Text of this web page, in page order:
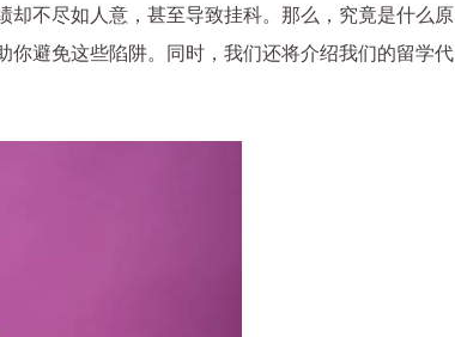
不尽如人意，甚至导致挂科。那么，究竟是什么原
避免这些陷阱。同时，我们还将介绍我们的留学代